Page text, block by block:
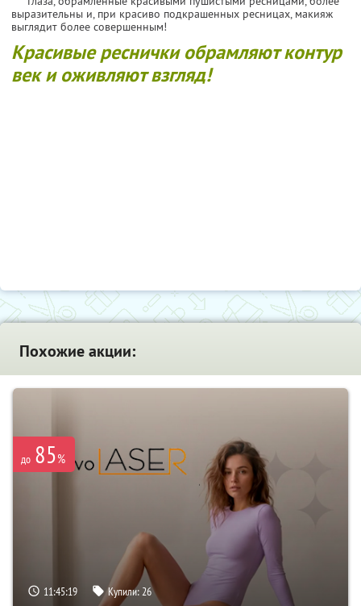
выразительны и, при красиво подкрашенных ресницах, макияж
выглядит более совершенным!
Красивые реснички обрамляют контур
век и оживляют взгляд!
Похожие акции:
до 85%
11:45:18 Купили:26